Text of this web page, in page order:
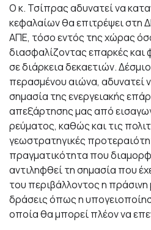
Ο κ. Τσίπρας αδυνατεί να
κεφαλαίων θα επιτρέψει στη
ΑΠΕ, τόσο εντός της χώρας
διασφαλίζοντας επαρκές και
σε διάρκεια δεκαετιών.
περασμένου αιώνα, αδυνατεί
σημασία της ενεργειακής
απεξάρτησης μας από
ρεύματος, καθώς και τις
γεωστρατηγικές
πραγματικότητα που
αντιληφθεί τη σημασία που
του περιβάλλοντος η
δράσεις όπως η
οποία θα μπορεί πλέον να